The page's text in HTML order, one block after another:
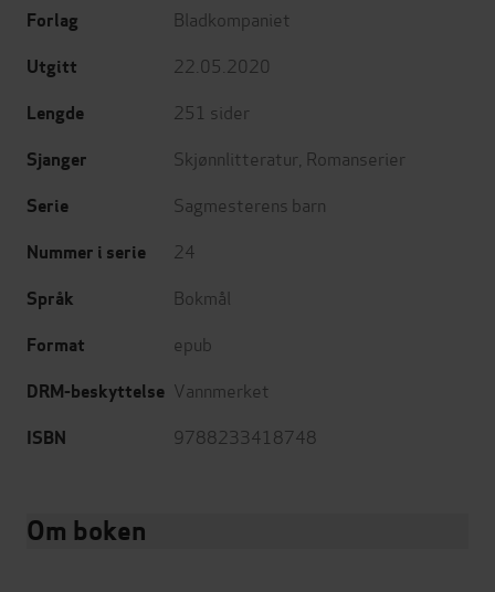
Forlag Bladkompaniet
Utgitt 22.05.2020
Lengde 251 sider
Sjanger Skjønnlitteratur Romanserier
Serie Sagmesterens barn
Nummer i serie 24
Språk Bokmål
Format epub
DRM-beskyttelse Vannmerket
ISBN 9788233418748
Om boken